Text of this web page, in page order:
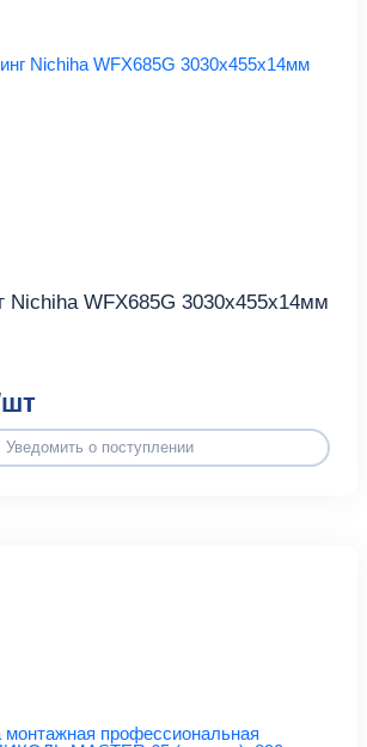
Nichiha WFX685G 3030х455х14мм
Уведомить о поступлении